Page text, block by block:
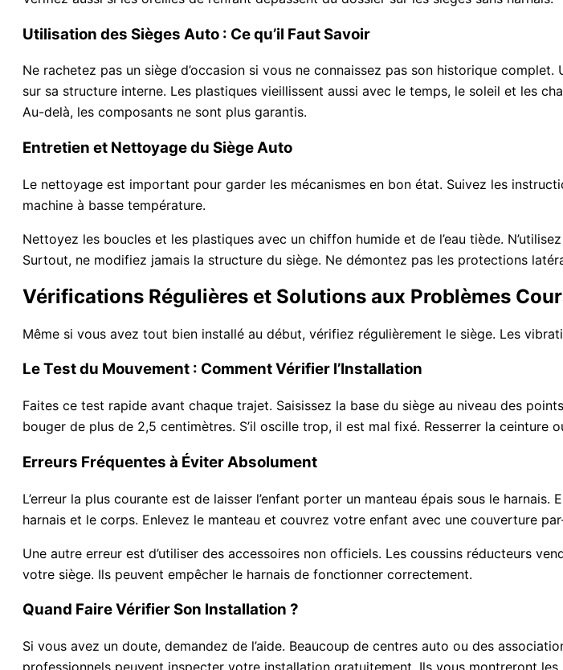
Utilisation des Sièges Auto : Ce qu’il Faut Savoir
Ne rachetez pas un siège d’occasion si vous ne connaissez pas son historique
sur sa structure interne. Les plastiques vieillissent aussi avec le temps, le soleil et les
Au-delà, les composants ne sont plus garantis.
Entretien et Nettoyage du Siège Auto
Le nettoyage est important pour garder les mécanismes en bon état. Suivez les
machine à basse température.
Nettoyez les boucles et les plastiques avec un chiffon humide et de l’eau tiède.
Surtout, ne modifiez jamais la structure du siège. Ne démontez pas les protections
Vérifications Régulières et Solutions aux Problèmes
Même si vous avez tout bien installé au début, vérifiez régulièrement le siège. Les
Le Test du Mouvement : Comment Vérifier l’Installation
Faites ce test rapide avant chaque trajet. Saisissez la base du siège au niveau des
bouger de plus de 2,5 centimètres. S’il oscille trop, il est mal fixé. Resserrer la ceinture
Erreurs Fréquentes à Éviter Absolument
L’erreur la plus courante est de laisser l’enfant porter un manteau épais sous le
harnais et le corps. Enlevez le manteau et couvrez votre enfant avec une couverture
Une autre erreur est d’utiliser des accessoires non officiels. Les coussins réducteurs
votre siège. Ils peuvent empêcher le harnais de fonctionner correctement.
Quand Faire Vérifier Son Installation ?
Si vous avez un doute, demandez de l’aide. Beaucoup de centres auto ou des
professionnels peuvent inspecter votre installation gratuitement. Ils vous montreront